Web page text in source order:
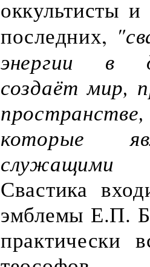
оккультисты
последних,
энергии в
создаёт мир,
которые
служащими
Свастика
эмблемы Е.П.
практически